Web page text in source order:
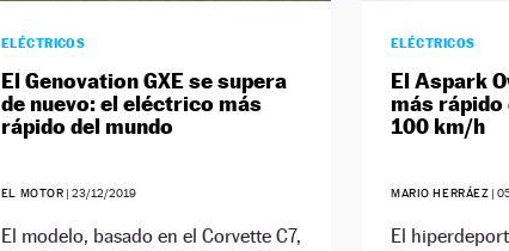
ELÉCTRICOS
El Genovation GXE se supera
de nuevo: el eléctrico más
rápido del mundo
EL MOTOR |23/12/2019
El modelo, basado en el Corvette C7,
ELÉCTRICOS
El Aspark
más rápido
100 km/h
MARIO HERRÁEZ |
El